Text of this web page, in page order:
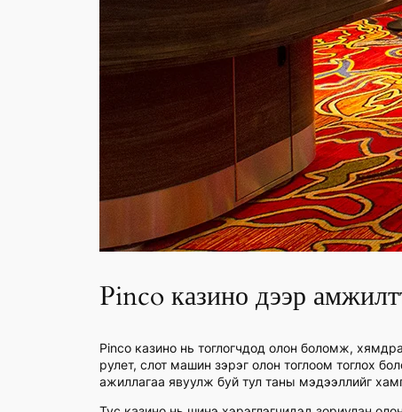
Pinco казино дээр
Pinco казино нь тоглогчдод олон боломж,
рулет, слот машин зэрэг олон тоглоом тоглох
ажиллагаа явуулж буй тул таны мэдээллийг